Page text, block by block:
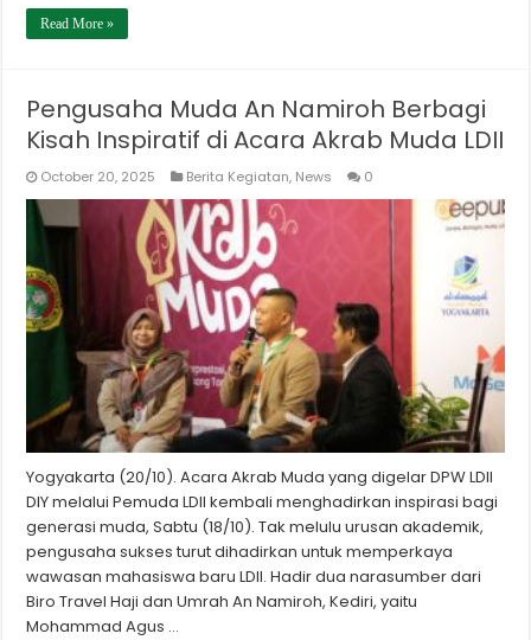
Read More »
Pengusaha Muda An Namiroh Berbagi
Kisah Inspiratif di Acara Akrab Muda LDII
October 20, 2025 Berita Kegiatan, News 0
Yogyakarta (20/10). Acara Akrab Muda yang digelar DPW LDII
DIY melalui Pemuda LDII kembali menghadirkan inspirasi bagi
generasi muda, Sabtu (18/10). Tak melulu urusan akademik,
pengusaha sukses turut dihadirkan untuk memperkaya
wawasan mahasiswa baru LDII. Hadir dua narasumber dari
Biro Travel Haji dan Umrah An Namiroh, Kediri, yaitu
Mohammad Agus …